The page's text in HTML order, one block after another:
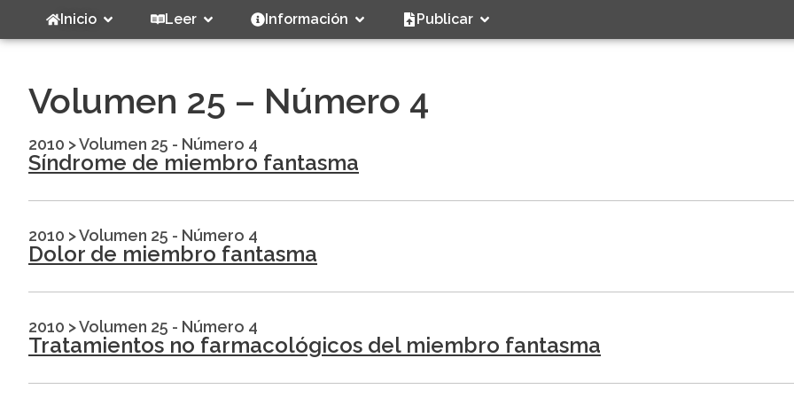
Inicio Leer Información Publicar
Volumen 25 – Número 4
2010 >Volumen 25 - Número 4
Síndrome de miembro fantasma
2010 >Volumen 25 - Número 4
Dolor de miembro fantasma
2010 >Volumen 25 - Número 4
Tratamientos no farmacológicos del miembro fantasma